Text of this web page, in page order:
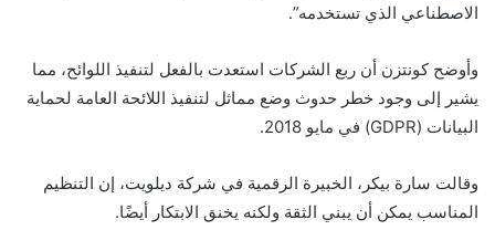
الاصطناعي الذي تستخدمه”.
وأوضح كونتزن أن ربع الشركات استعدت بالفعل لتنفيذ اللوائح، مما
يشير إلى وجود خطر حدوث وضع مماثل لتنفيذ اللائحة العامة لحماية
البيانات (GDPR) في مايو 2018.
وقالت سارة بيكر، الخبيرة الرقمية في شركة ديلويت، إن التنظيم
المناسب يمكن أن يبني الثقة ولكنه يخنق الابتكار أيضًا.